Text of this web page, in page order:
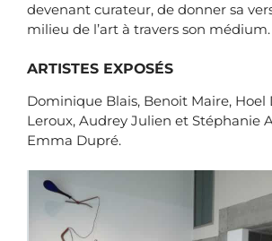
devenant curateur, de donner sa
milieu de l’art à travers son médium.
ARTISTES EXPOSÉS
Dominique Blais, Benoit Maire, Hoel
Leroux, Audrey Julien et Stéphanie
Emma Dupré.